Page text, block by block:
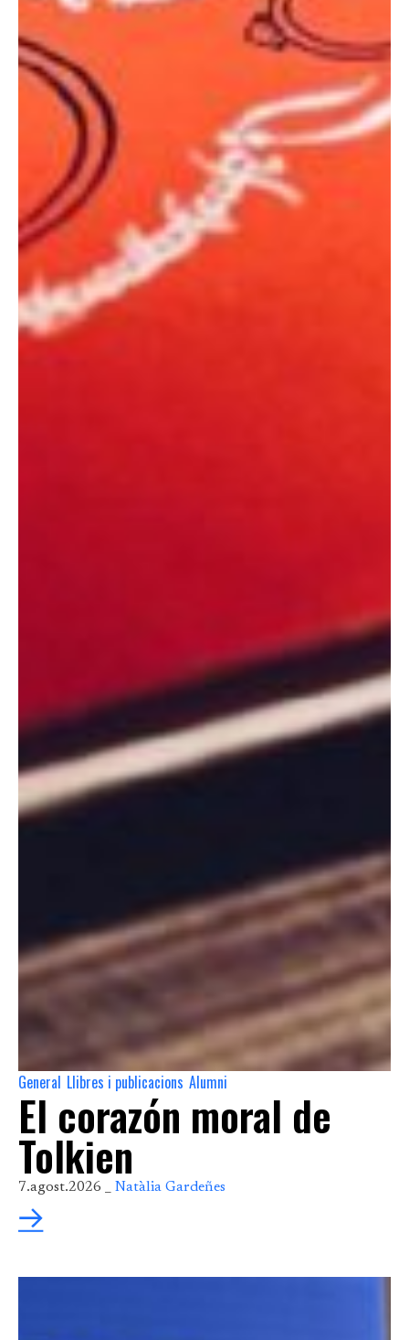
General Llibres i publicacions Alumni
El corazón moral de
Tolkien
7.agost.2026 _ Natàlia Gardeñes